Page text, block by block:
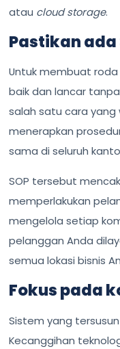
atau cloud storage.
Pastikan ada
Untuk membuat
baik dan lancar
salah satu cara yang
menerapkan
sama di seluruh
SOP tersebut
memperlakukan
mengelola setiap
pelanggan Anda
semua lokasi bisnis
Fokus pada
Sistem yang
Kecanggihan